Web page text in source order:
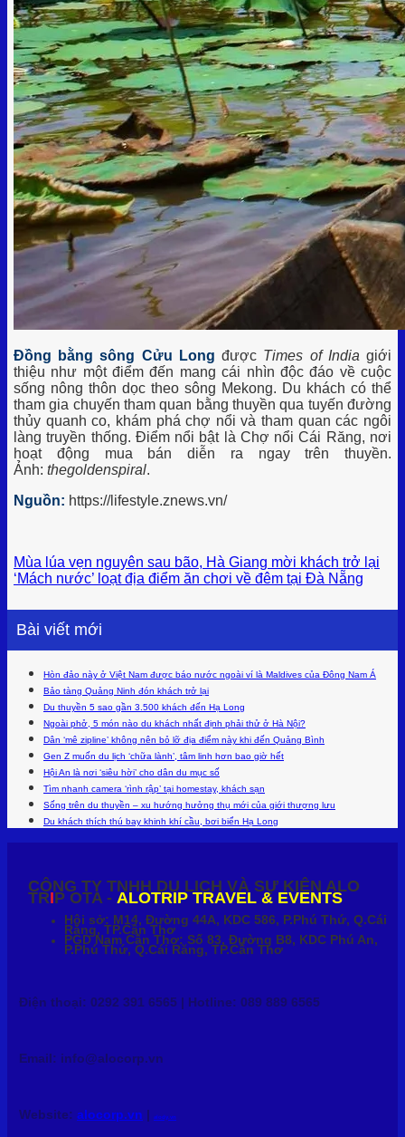
Đồng bằng sông Cửu Long được Times of Indiagiới
thiệu như một điểm đến mang cái nhìn độc đáo về cuộc
sống nông thôn dọc theo sông Mekong. Du khách có thể
tham gia chuyến tham quan bằng thuyền qua tuyến đường
thủy quanh co, khám phá chợ nổi và tham quan các ngôi
làng truyền thống. Điểm nổi bật là Chợ nổi Cái Răng, nơi
hoạt động mua bán diễn ra ngay trên thuyền.
Ảnh: thegoldenspiral.
Nguồn: https://lifestyle.znews.vn/
Mùa lúa vẹn nguyên sau bão, Hà Giang mời khách trở lại
‘Mách nước’ loạt địa điểm ăn chơi về đêm tại Đà Nẵng
Bài viết mới
Hòn đảo này ở Việt Nam được báo nước ngoài ví là Maldives của Đông Nam Á
Bảo tàng Quảng Ninh đón khách trở lại
Du thuyền 5 sao gần 3.500 khách đến Hạ Long
Ngoài phở, 5 món nào du khách nhất định phải thử ở Hà Nội?
Dân ‘mê zipline’ không nên bỏ lỡ địa điểm này khi đến Quảng Bình
Gen Z muốn du lịch ‘chữa lành’, tâm linh hơn bao giờ hết
Hội An là nơi ‘siêu hời’ cho dân du mục số
Tìm nhanh camera ‘rình rập’ tại homestay, khách sạn
Sống trên du thuyền – xu hướng hưởng thụ mới của giới thượng lưu
Du khách thích thú bay khinh khí cầu, bơi biển Hạ Long
CÔNG TY TNHH DU LỊCH VÀ SỰ KIỆN ALO
TRIP OTA - ALOTRIP TRAVEL & EVENTS
Hội sở: M14, Đường 44A, KDC 586, P.Phú Thứ, Q.Cái
Răng, TP.Cần Thơ
PGD Nam Cần Thơ: Số 83, Đường B8, KDC Phú An,
P.Phú Thứ, Q.Cái Răng, TP.Cần Thơ
Điện thoại: 0292 391 6565 | Hotline: 089 889 6565
Email: info@alocorp.vn
Website: alocorp.vn | alody.vn